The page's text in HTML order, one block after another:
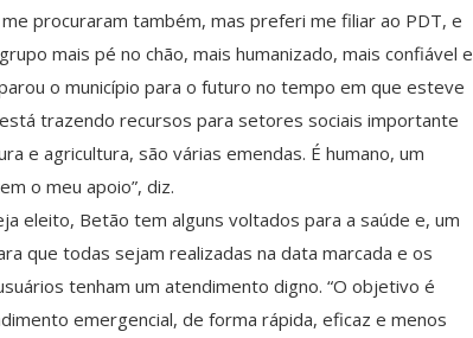
procuraram também, mas preferi me filiar ao PDT, e
mais pé no chão, mais humanizado, mais confiável e
o município para o futuro no tempo em que esteve
trazendo recursos para setores sociais importante
e agricultura, são várias emendas. É humano, um
o meu apoio”, diz.
eleito, Betão tem alguns voltados para a saúde e, um
que todas sejam realizadas na data marcada e os
tenham um atendimento digno. “O objetivo é
emergencial, de forma rápida, eficaz e menos